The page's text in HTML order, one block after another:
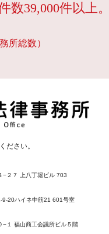
数39,000件以上。
所総数）
ださい。
２７ 上八丁堀ビル 703
20ハイネ中筋21 601号室
１ 福山商工会議所ビル５階